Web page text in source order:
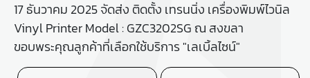
17 ธันวาคม 2025 จัดส่ง ติดตั้ง เทรนนิ่ง เครื่องพิมพ์ไวนิล
Vinyl Printer Model : GZC3202SG ณ สงขลา
ขอบพระคุณลูกค้าที่เลือกใช้บริการ "เลเบิ้ลไซน์"